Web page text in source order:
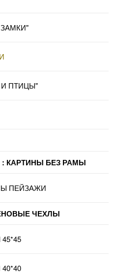
ПТИЦЫ"
КАРТИНЫ БЕЗ РАМЫ
ПЕЙЗАЖИ
ЧЕХЛЫ